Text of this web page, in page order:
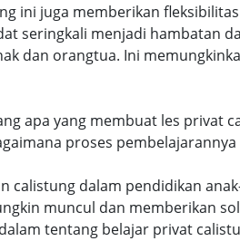
ini juga memberikan
seringkali menjadi hambatan
dan orangtua. Ini
apa yang membuat les privat
proses
calistung dalam pendidikan
muncul dan memberikan
tentang belajar privat